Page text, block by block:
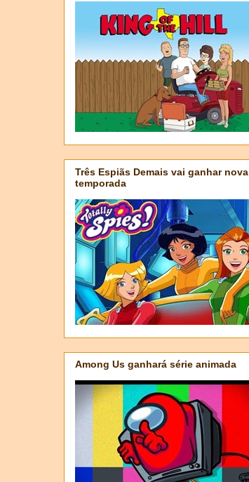
Três Espiãs Demais vai ganhar nova
temporada
Among Us ganhará série animada